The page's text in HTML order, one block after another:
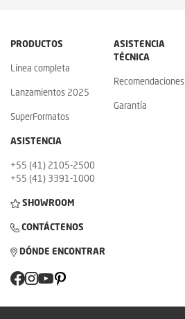
PRODUCTOS
Línea completa
Lanzamientos 2025
SuperFormatos
ASISTENCIA
TÉCNICA
Recomendaciones
Garantía
ASISTENCIA
+55 (41) 2105-2500
+55 (41) 3391-1000
SHOWROOM
CONTÁCTENOS
DÓNDE ENCONTRAR